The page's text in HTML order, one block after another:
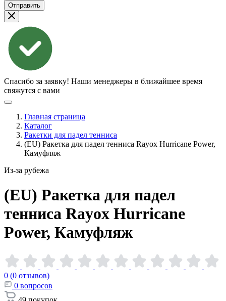
Отправить
Спасибо за заявку! Наши менеджеры в ближайшее время
свяжутся с вами
Главная страница
Каталог
Ракетки для падел тенниса
(EU) Ракетка для падел тенниса Rayox Hurricane Power,
Камуфляж
Из-за рубежа
(EU) Ракетка для падел
тенниса Rayox Hurricane
Power, Камуфляж
0 (0 отзывов)
0 вопросов